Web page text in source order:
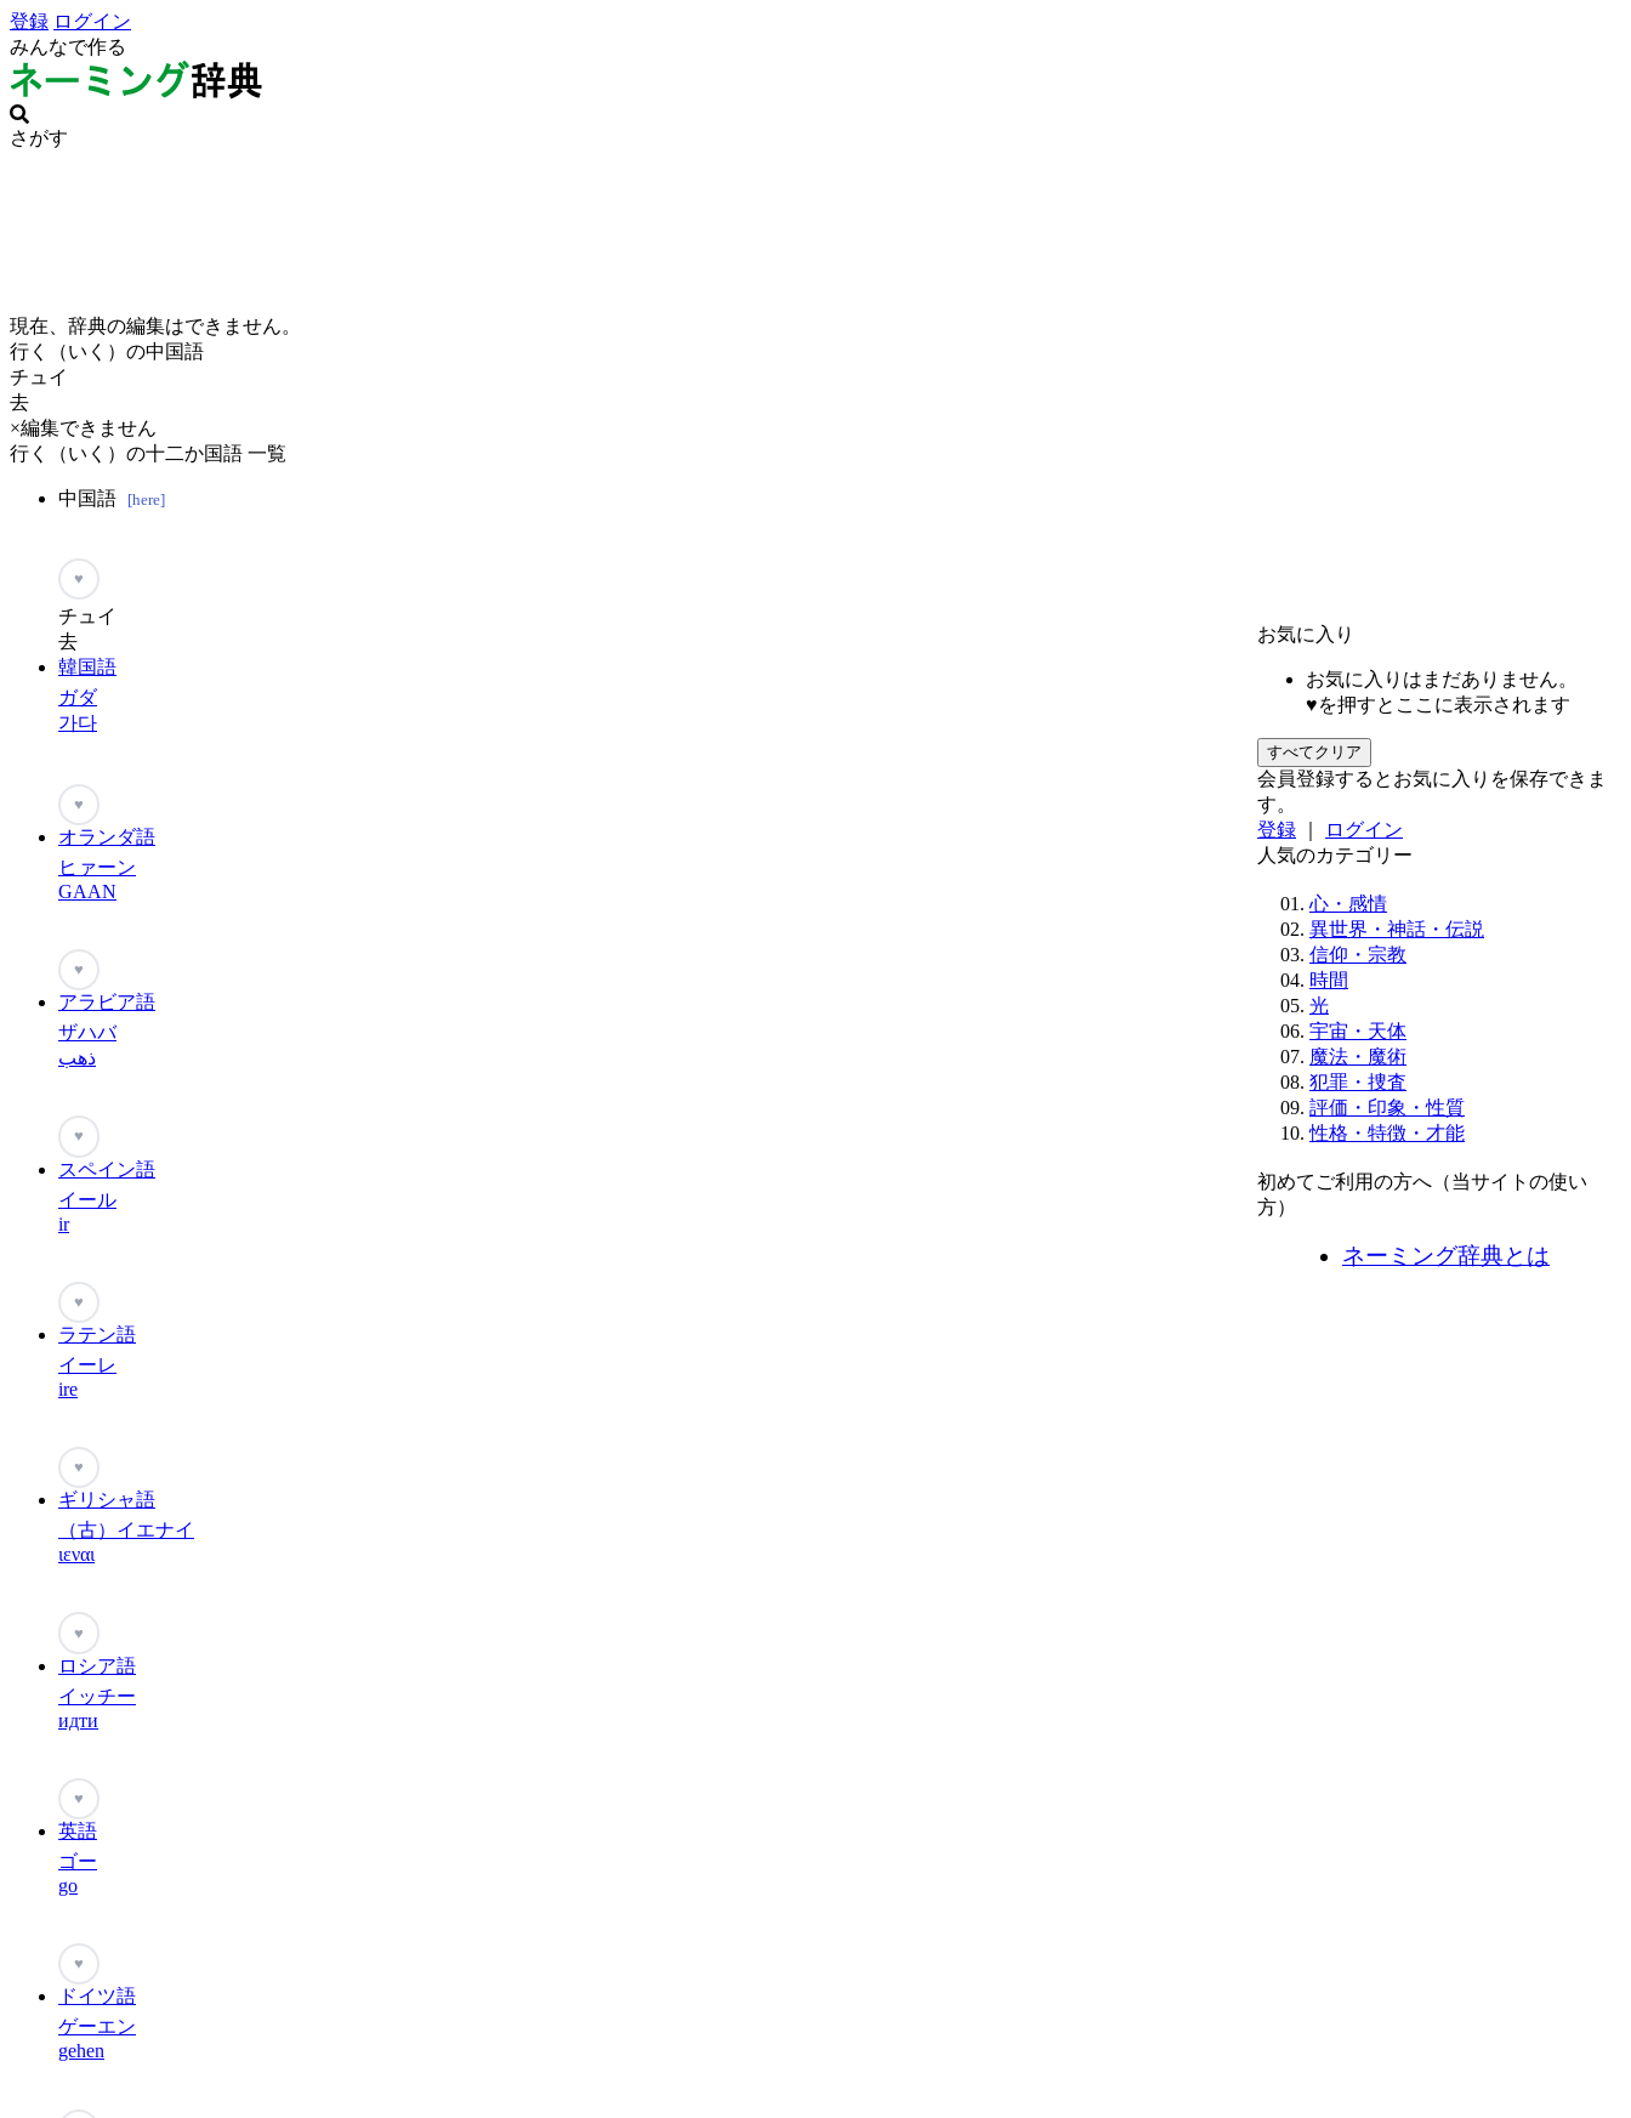
登録 ログイン
みんなで作る
さがす
現在、辞典の編集はできません。
行く（いく）の中国語
チュイ
去
×編集できません
行く（いく）の十二か国語 一覧
中国語 [here]
♥
チュイ
去
韓国語
ガダ
가다
♥
オランダ語
ヒァーン
GAAN
♥
アラビア語
ザハバ
ذهب
♥
スペイン語
イール
ir
♥
ラテン語
イーレ
ire
♥
ギリシャ語
（古）イエナイ
ιεναι
♥
ロシア語
イッチー
идти
♥
英語
ゴー
go
♥
ドイツ語
ゲーエン
gehen
お気に入り
お気に入りはまだありません。
♥を押すとここに表示されます
すべてクリア
会員登録するとお気に入りを保存できま
す。
登録
ログイン
人気のカテゴリー
心・感情
異世界・神話・伝説
信仰・宗教
時間
光
宇宙・天体
魔法・魔術
犯罪・捜査
評価・印象・性質
性格・特徴・才能
初めてご利用の方へ（当サイトの使い
方）
ネーミング辞典とは